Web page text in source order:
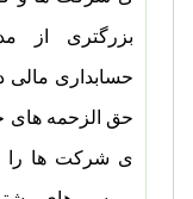
بزرگتری از
حسابداری مالی
حق الزحمه های
ی شرکت ها را